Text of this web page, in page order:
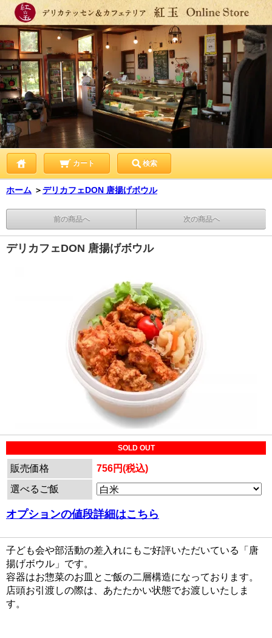
カート 検索
ホーム ＞デリカフェDON 唐揚げボウル
前の商品へ 次の商品へ
デリカフェDON 唐揚げボウル
SOLD OUT
販売価格
756円(税込)
選べるご飯
オプションの値段詳細はこちら
子ども会や部活動の差入れにもご好評いただいている「唐
揚げボウル」です。
容器はお惣菜のお皿とご飯の二層構造になっております。
店頭お引渡しの際は、あたたかい状態でお渡しいたしま
す。